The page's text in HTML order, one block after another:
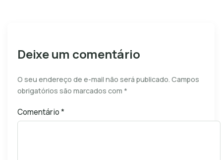
Deixe um comentário
O seu endereço de e-mail não será publicado. Campos
obrigatórios são marcados com *
Comentário*